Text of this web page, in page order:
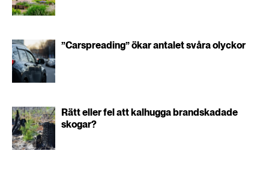
”Carspreading” ökar antalet svåra olyckor
Rätt eller fel att kalhugga brandskadade
skogar?